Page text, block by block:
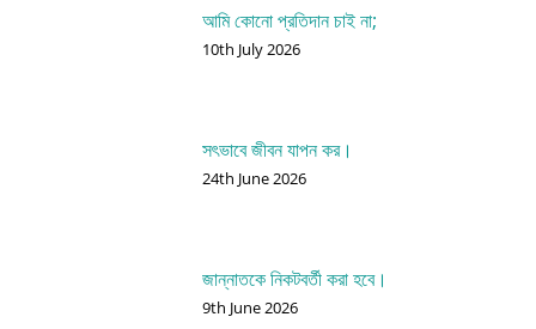
আমি কোনো প্রতিদান চাই না;
10th July 2026
সৎভাবে জীবন যাপন কর।
24th June 2026
জান্নাতকে নিকটবর্তী করা হবে।
9th June 2026